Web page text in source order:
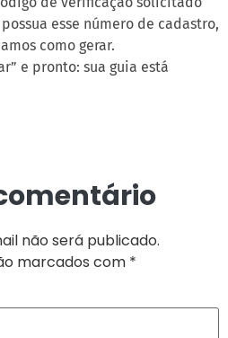
esse número de cadastro,
como gerar.
e pronto: sua guia está
não será publicado.
marcados com *